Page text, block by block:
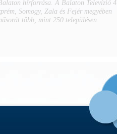
hírforrása. A Balaton Televízió 4
Somogy, Zala és Fejér megyében
több, mint 250 településen.